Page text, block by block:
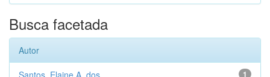
Busca facetada
Autor
1